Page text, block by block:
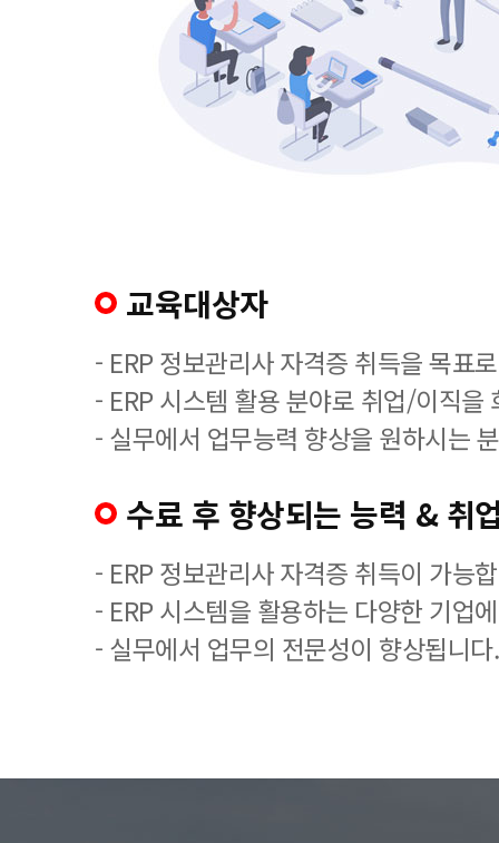
교육대상자
- ERP 정보관리사 자격증 취득을 목표
- ERP 시스템 활용 분야로 취업/이직을
- 실무에서 업무능력 향상을 원하시는 분
수료 후 향상되는 능력 & 취
- ERP 정보관리사 자격증 취득이 가능
- ERP 시스템을 활용하는 다양한 기업
- 실무에서 업무의 전문성이 향상됩니다.